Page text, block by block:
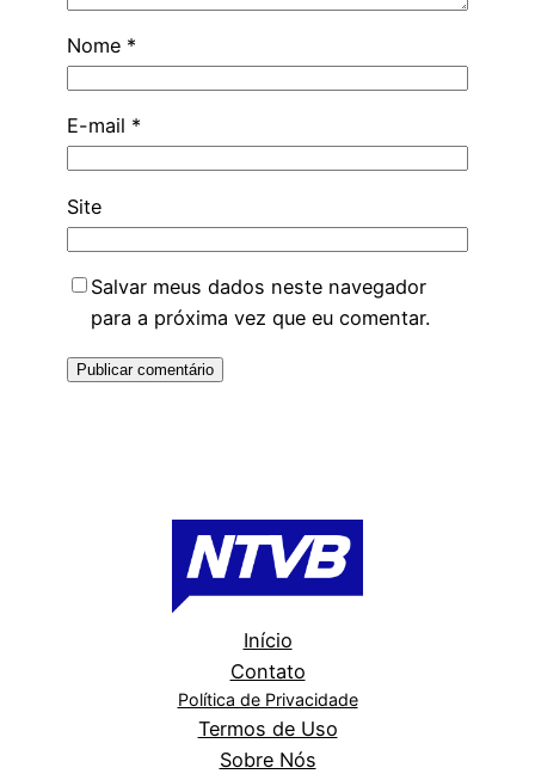
Nome *
E-mail *
Site
Salvar meus dados neste navegador
para a próxima vez que eu comentar.
Início
Contato
Política de Privacidade
Termos de Uso
Sobre Nós